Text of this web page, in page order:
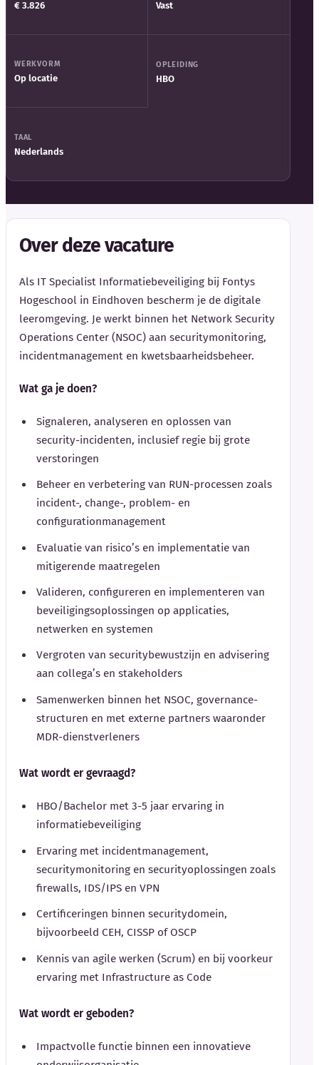
€ 3.826 Vast
WERKVORM
Op locatie
OPLEIDING
HBO
TAAL
Nederlands
Over deze vacature
Als IT Specialist Informatiebeveiliging bij Fontys
Hogeschool in Eindhoven bescherm je de digitale
leeromgeving. Je werkt binnen het Network Security
Operations Center (NSOC) aan securitymonitoring,
incidentmanagement en kwetsbaarheidsbeheer.
Wat ga je doen?
Signaleren, analyseren en oplossen van
security-incidenten, inclusief regie bij grote
verstoringen
Beheer en verbetering van RUN-processen zoals
incident-, change-, problem- en
configurationmanagement
Evaluatie van risico’s en implementatie van
mitigerende maatregelen
Valideren, configureren en implementeren van
beveiligingsoplossingen op applicaties,
netwerken en systemen
Vergroten van securitybewustzijn en advisering
aan collega’s en stakeholders
Samenwerken binnen het NSOC, governance-
structuren en met externe partners waaronder
MDR-dienstverleners
Wat wordt er gevraagd?
HBO/Bachelor met 3-5 jaar ervaring in
informatiebeveiliging
Ervaring met incidentmanagement,
securitymonitoring en securityoplossingen zoals
firewalls, IDS/IPS en VPN
Certificeringen binnen securitydomein,
bijvoorbeeld CEH, CISSP of OSCP
Kennis van agile werken (Scrum) en bij voorkeur
ervaring met Infrastructure as Code
Wat wordt er geboden?
Impactvolle functie binnen een innovatieve